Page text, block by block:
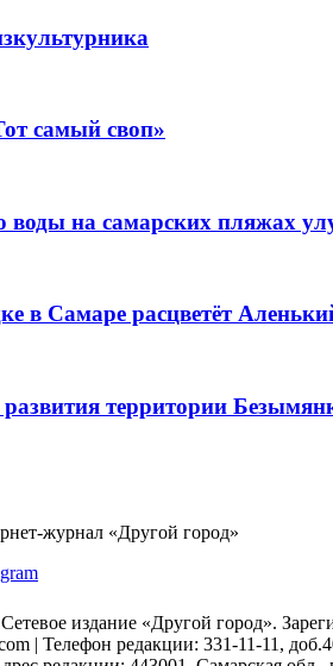
самый своп»
воды на самарских пляжах
в Самаре расцветёт
территории
журнал «Другой город»
издание «Другой город».
| Телефон редакции: 331-11-11,